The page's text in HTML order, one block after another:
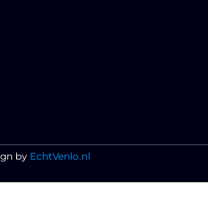
by EchtVenlo.nl